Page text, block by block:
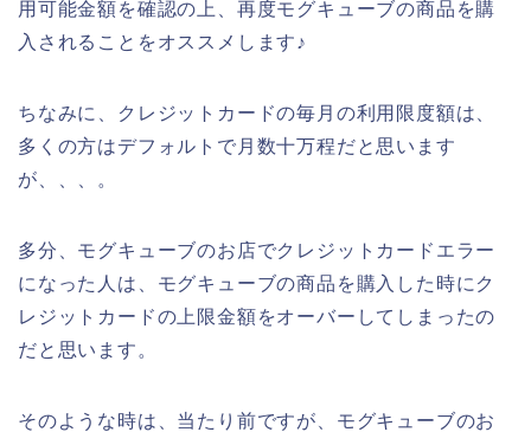
用可能金額を確認の上、再度モグキューブの商品を購
入されることをオススメします♪
ちなみに、クレジットカードの毎月の利用限度額は、
多くの方はデフォルトで月数十万程だと思います
が、、、。
多分、モグキューブのお店でクレジットカードエラー
になった人は、モグキューブの商品を購入した時にク
レジットカードの上限金額をオーバーしてしまったの
だと思います。
そのような時は、当たり前ですが、モグキューブのお